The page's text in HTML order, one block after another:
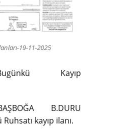
19-11-2025
Kayıp
B.DURU
kayıp ilanı.